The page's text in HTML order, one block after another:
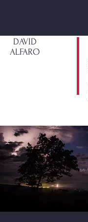
DAVID
ALFARO